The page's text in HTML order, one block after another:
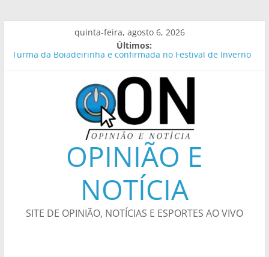
quinta-feira, agosto 6, 2026
Últimos:
Turma da Boiadeirinha é confirmada no Festival de Inverno
Empresas devem facilitar vacinação de trabalhadores contra
Em nova redução, Copom baixa taxa Selic para 14% ao ano
Nota de Pesar – IFSP
Lei garante frete mínimo no transporte de cargas; saiba o
OPINIÃO E
NOTÍCIA
SITE DE OPINIÃO, NOTÍCIAS E ESPORTES AO VIVO